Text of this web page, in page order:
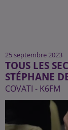
25 septembre 2023
TOUS LES
STÉPHANE
COVATI - K6FM